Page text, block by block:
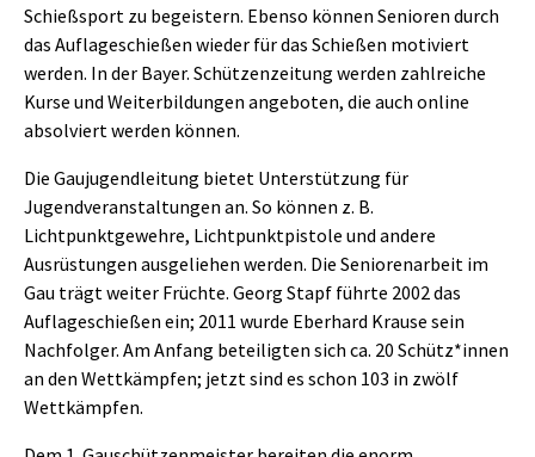
Schießsport zu begeistern. Ebenso können Senioren durch
das Auflageschießen wieder für das Schießen motiviert
werden. In der Bayer. Schützenzeitung werden zahlreiche
Kurse und Weiterbildungen angeboten, die auch online
absolviert werden können.
Die Gaujugendleitung bietet Unterstützung für
Jugendveranstaltungen an. So können z. B.
Lichtpunktgewehre, Lichtpunktpistole und andere
Ausrüstungen ausgeliehen werden. Die Seniorenarbeit im
Gau trägt weiter Früchte. Georg Stapf führte 2002 das
Auflageschießen ein; 2011 wurde Eberhard Krause sein
Nachfolger. Am Anfang beteiligten sich ca. 20 Schütz*innen
an den Wettkämpfen; jetzt sind es schon 103 in zwölf
Wettkämpfen.